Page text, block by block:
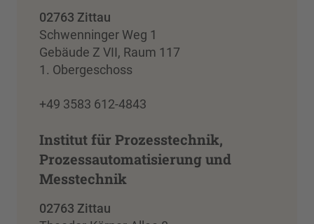
02763 Zittau
Schwenninger Weg 1
Gebäude Z VII, Raum 117
1. Obergeschoss
+49 3583 612-4843
Institut für Prozesstechnik,
Prozessautomatisierung und
Messtechnik
02763 Zittau